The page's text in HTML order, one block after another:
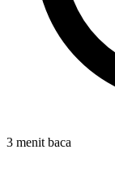
3 menit baca